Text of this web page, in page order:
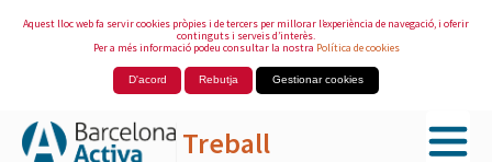
Aquest lloc web fa servir cookies pròpies i de tercers per millorar l’experiència de navegació, i oferir
continguts i serveis d’interès.
Per a més informació podeu consultar la nostra Política de cookies
D'acord Rebutja Gestionar cookies
Treball